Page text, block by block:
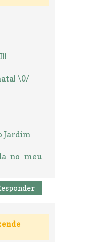
\0/
Jardim
no meu